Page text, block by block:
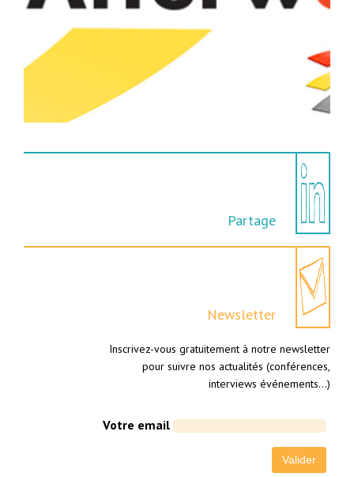
Partage
Newsletter
Inscrivez-vous gratuitement à notre newsletter
pour suivre nos actualités (conférences,
interviews événements…)
Votre email